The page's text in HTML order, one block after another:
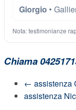
Giorgio •
Nota: testimonianze
Chiama
← assistenza
assistenza